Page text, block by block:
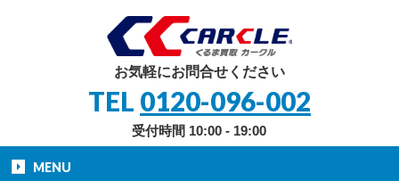
お気軽にお問合せください
TEL 0120-096-002
受付時間 10:00 - 19:00
MENU